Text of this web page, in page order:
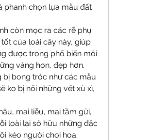
phanh chọn lựa mẫu đất
còn mọc ra các rễ phụ
của loài cây này, giúp
được trong phổ biến môi
vàng hơn, đẹp hơn.
bị bong tróc như các mẫu
ko bị nổi những vết xù xì,
mai liễu, mai tầm gửi,
loài lại sở hữu những đặc
kéo người chơi hoa.